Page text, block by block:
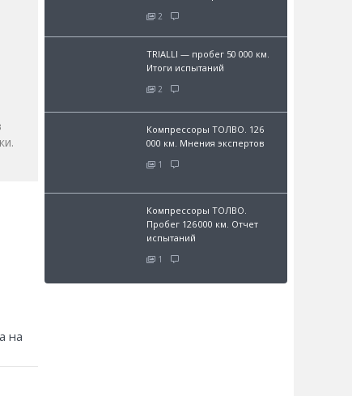
на
2
TRIALLI — пробег 50 000 км.
Итоги испытаний
2
Компрессоры ТОЛВО. 126
000 км. Мнения экспертов
1
Компрессоры ТОЛВО.
Пробег 126 000 км. Отчет
испытаний
1